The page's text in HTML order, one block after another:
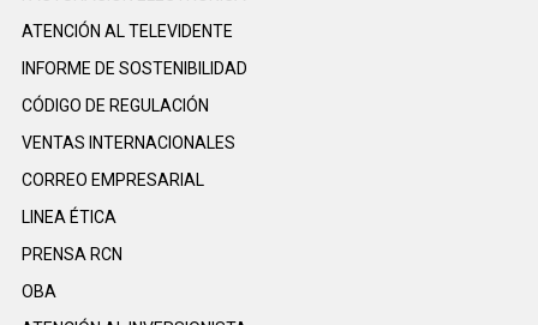
ATENCIÓN AL TELEVIDENTE
INFORME DE SOSTENIBILIDAD
CÓDIGO DE REGULACIÓN
VENTAS INTERNACIONALES
CORREO EMPRESARIAL
LINEA ÉTICA
PRENSA RCN
OBA